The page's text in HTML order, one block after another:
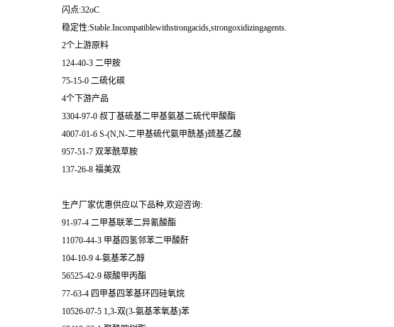
闪点:32oC
稳定性:Stable.Incompatiblewithstrongacids,strongoxidizingagents.
2个上游原料
124-40-3 二甲胺
75-15-0 二硫化碳
4个下游产品
3304-97-0 叔丁基硫基二甲基氨基二硫代甲酸酯
4007-01-6 S-(N,N-二甲基硫代氨甲酰基)巯基乙酸
957-51-7 双苯酰草胺
137-26-8 福美双
生产厂家优惠供应以下品种,欢迎咨询:
91-97-4 二甲基联苯二异氰酸酯
11070-44-3 甲基四氢邻苯二甲酸酐
104-10-9 4-氨基苯乙醇
56525-42-9 碳酸甲丙酯
77-63-4 四甲基四苯基环四硅氧烷
10526-07-5 1,3-双(3-氨基苯氧基)苯